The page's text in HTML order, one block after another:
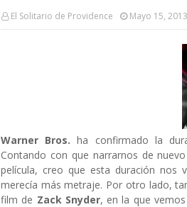
El Solitario de Providence Mayo 15, 2013
Warner Bros. ha confirmado la
Contando con que narrarnos de
película, creo que esta duración nos
merecía más metraje. Por otro lado,
film de Zack Snyder, en la que